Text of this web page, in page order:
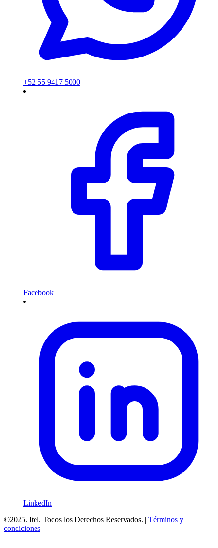
+52 55 9417 5000
Facebook
LinkedIn
©2025. Itel. Todos los Derechos Reservados. | Términos y
condiciones